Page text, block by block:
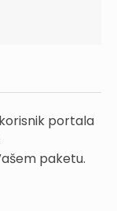
portala
paketu.